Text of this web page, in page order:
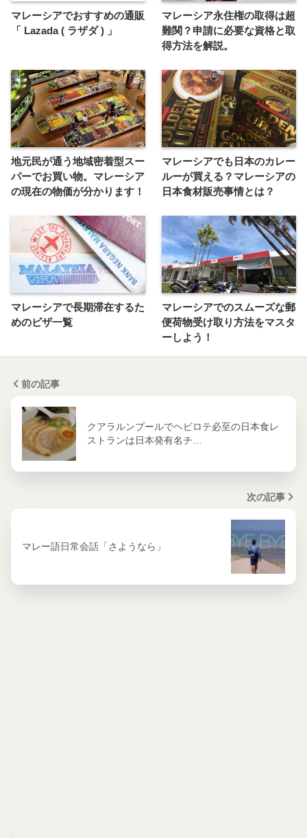
マレーシアでおすすめの通販
「 Lazada ( ラザダ ) 」
マレーシア永住権の取得は超
難関？申請に必要な資格と取
得方法を解説。
地元民が通う地域密着型スー
パーでお買い物。マレーシア
の現在の物価が分かります！
マレーシアでも日本のカレー
ルーが買える？マレーシアの
日本食材販売事情とは？
マレーシアで長期滞在するた
めのビザ一覧
マレーシアでのスムーズな郵
便荷物受け取り方法をマスタ
ーしよう！
前の記事
クアラルンプールでヘビロテ必至の日本食レ
ストランは日本発有名チ…
次の記事
マレー語日常会話「さようなら」